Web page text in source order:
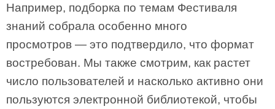
Например, подборка по темам Фестиваля
знаний собрала особенно много
просмотров — это подтвердило, что формат
востребован. Мы также смотрим, как растет
число пользователей и насколько активно они
пользуются электронной библиотекой, чтобы